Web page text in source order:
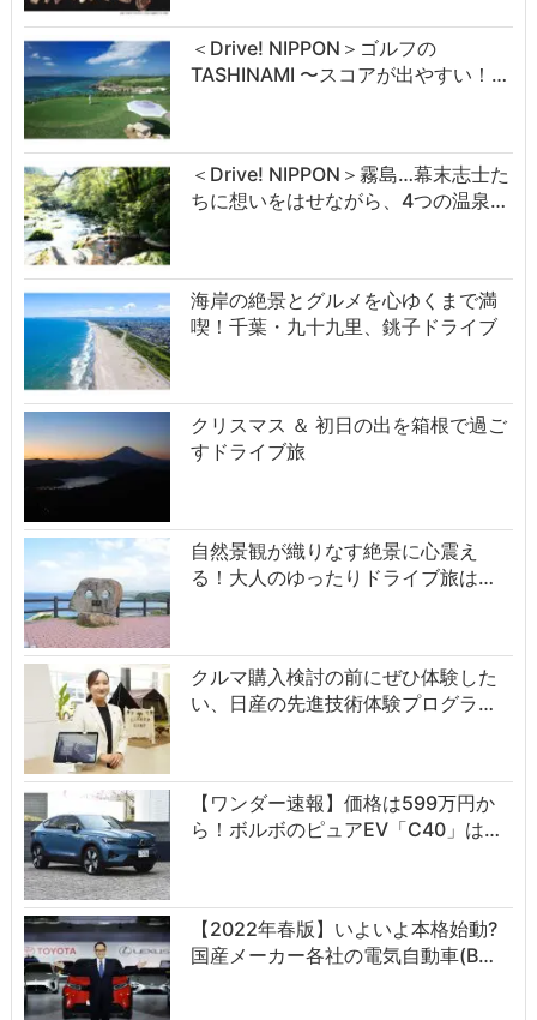
＜Drive! NIPPON＞ゴルフの
TASHINAMI 〜スコアが出やすい！…
＜Drive! NIPPON＞霧島…幕末志士た
ちに想いをはせながら、4つの温泉…
海岸の絶景とグルメを心ゆくまで満
喫！千葉・九十九里、銚子ドライブ
クリスマス ＆ 初日の出を箱根で過ご
すドライブ旅
自然景観が織りなす絶景に心震え
る！大人のゆったりドライブ旅は…
クルマ購入検討の前にぜひ体験した
い、日産の先進技術体験プログラ…
【ワンダー速報】価格は599万円か
ら！ボルボのピュアEV「C40」は…
【2022年春版】いよいよ本格始動?
国産メーカー各社の電気自動車(B…